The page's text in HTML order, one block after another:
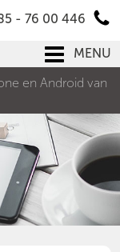
- 76 00 446
MENU
en Android van